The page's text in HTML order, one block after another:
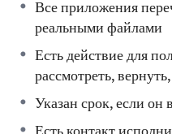
Все приложения
реальными файлами
Есть действие для
рассмотреть,
Указан срок, если он